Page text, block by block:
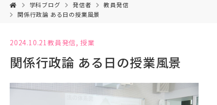
学科ブログ 発信者
教員発信
関係行政論 ある日の授業風景
2024.10.21教員発信, 授業
関係行政論 ある日の授業風景